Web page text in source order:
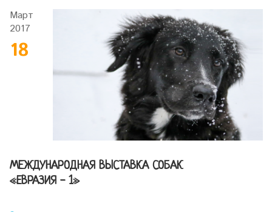
Март
2017
18
МЕЖДУНАРОДНАЯ ВЫСТАВКА СОБАК
«ЕВРАЗИЯ - 1»